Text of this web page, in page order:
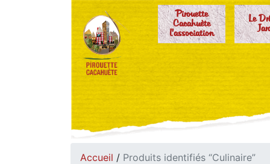
Pirouette
Cacahuète
l'association
Le
Accueil / Produits identifiés “Culinaire”